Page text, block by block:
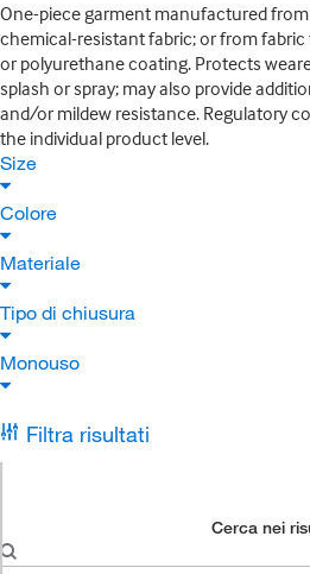
One-piece garment manufactured
chemical-resistant fabric; or from fabric
or polyurethane coating. Protects
splash or spray; may also provide
and/or mildew resistance. Regulatory
the individual product level.
Size
Colore
Materiale
Tipo di chiusura
Monouso
Filtra risultati
Cerca nei